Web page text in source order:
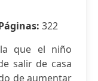
322
que el niño
salir de casa
de aumentar